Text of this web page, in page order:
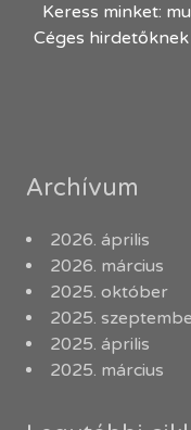
Keress minket:
Céges
Archívum
2026. április
2026. március
2025. október
2025.
2025. április
2025. március